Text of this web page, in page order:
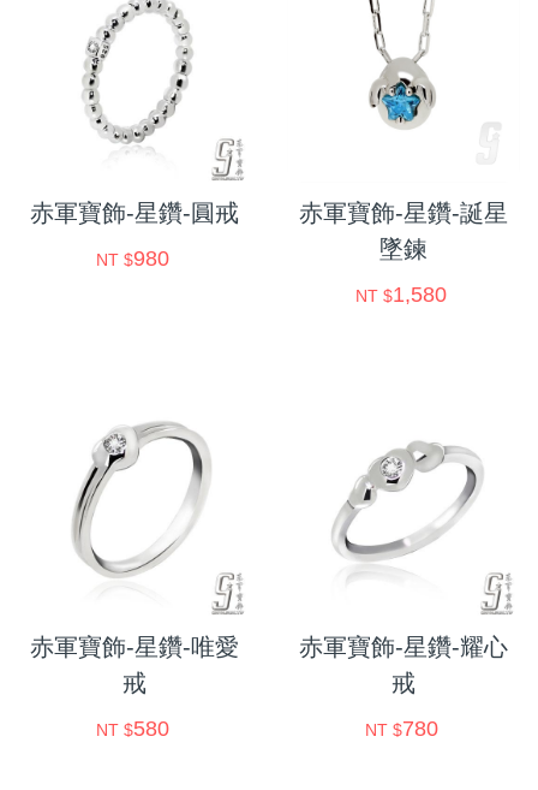
赤軍寶飾-星鑽-圓戒
NT $980
赤軍寶飾-星鑽-誕星
墜鍊
NT $1,580
赤軍寶飾-星鑽-唯愛
戒
NT $580
赤軍寶飾-星鑽-耀心
戒
NT $780